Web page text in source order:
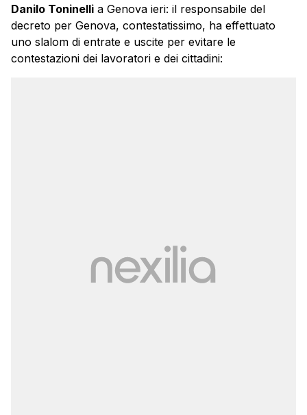
Danilo Toninelli a Genova ieri: il responsabile del
decreto per Genova, contestatissimo, ha effettuato
uno slalom di entrate e uscite per evitare le
contestazioni dei lavoratori e dei cittadini: